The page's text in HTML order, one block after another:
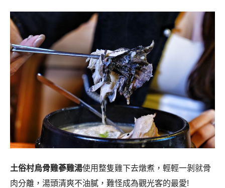
土俗村烏骨雞蔘雞湯使用整隻雞下去燉煮，輕輕一剝就骨
肉分離，湯頭清爽不油膩，難怪成為觀光客的最愛!